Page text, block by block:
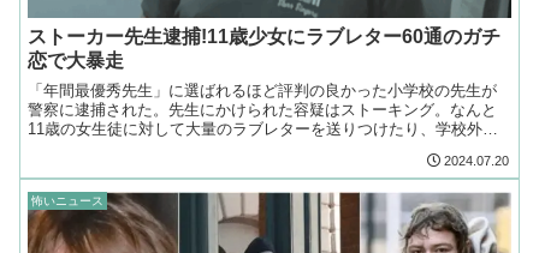
ストーカー先生逮捕!11歳少女にラブレター60通のガチ
恋で大暴走
「年間最優秀先生」に選ばれるほど評判の良かった小学校の先生が
警察に逮捕された。先生にかけられた容疑はストーキング。なんと
11歳の女生徒に対して大量のラブレターを送りつけたり、学校外で
2024.07.20
怖いニュース